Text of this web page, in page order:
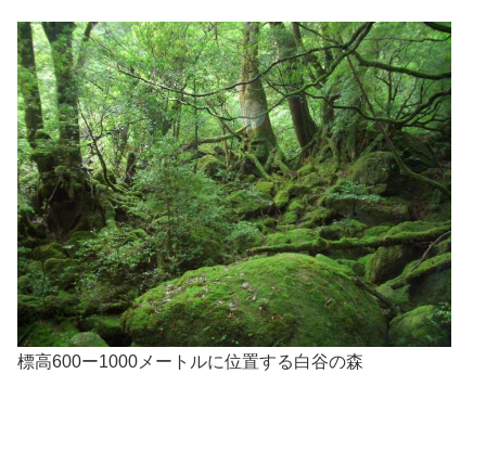
標高600ー1000メートルに位置する白谷の森